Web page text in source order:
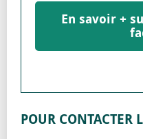
En savoir +
POUR CONTACTER